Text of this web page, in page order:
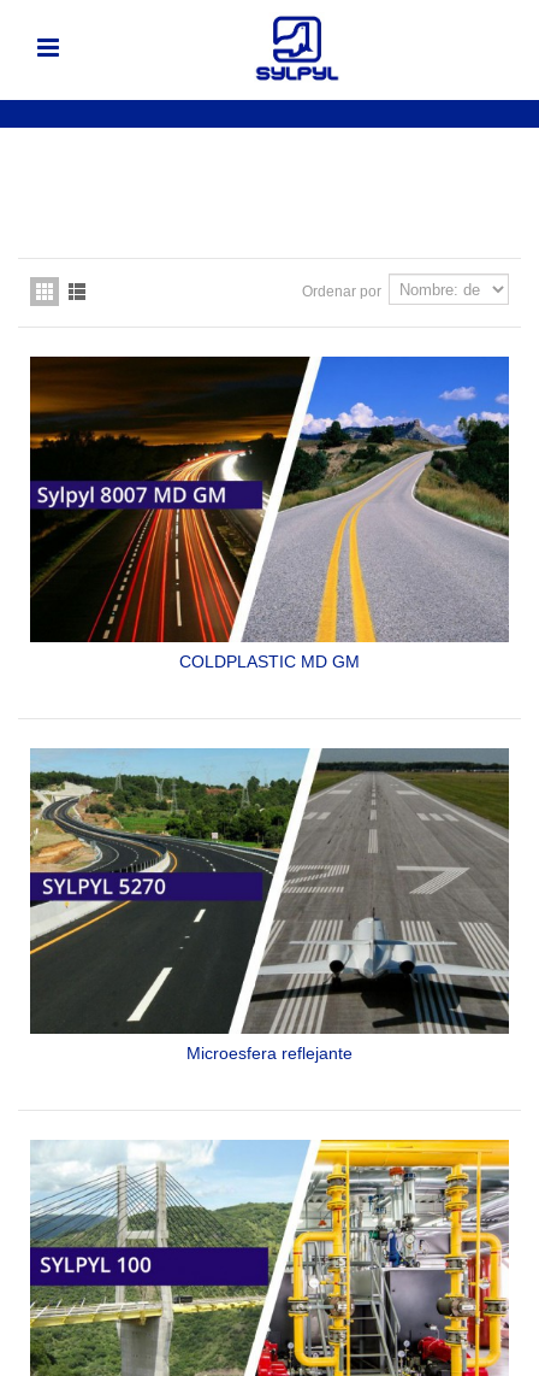
Ordenar por
COLDPLASTIC MD GM
DURABILIDAD Y REFLECTIVIDAD.
SYLPYL 8007 MD GM
Microesfera reflejante
TERMOPLASTICA.
CUMPLE CON LA ESPECIFICACIÓN FEDERAL USA TT-B-
1325D
SYLPYL 5270